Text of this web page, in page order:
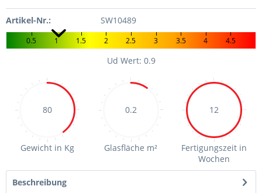
Artikel-Nr.: SW10489
0.5 1 1.5 2 2.5 3 3.5 4 4.5
Ud Wert: 0.9
80
Gewicht in Kg
0.2
Glasfläche m²
12
Fertigungszeit in
Wochen
Beschreibung